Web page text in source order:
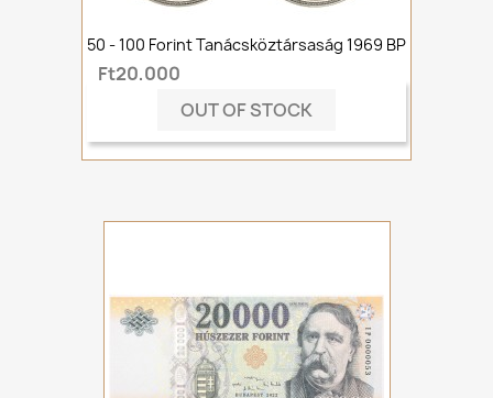
50 - 100 Forint Tanácsköztársaság 1969 BP
Ft20,000
OUT OF STOCK